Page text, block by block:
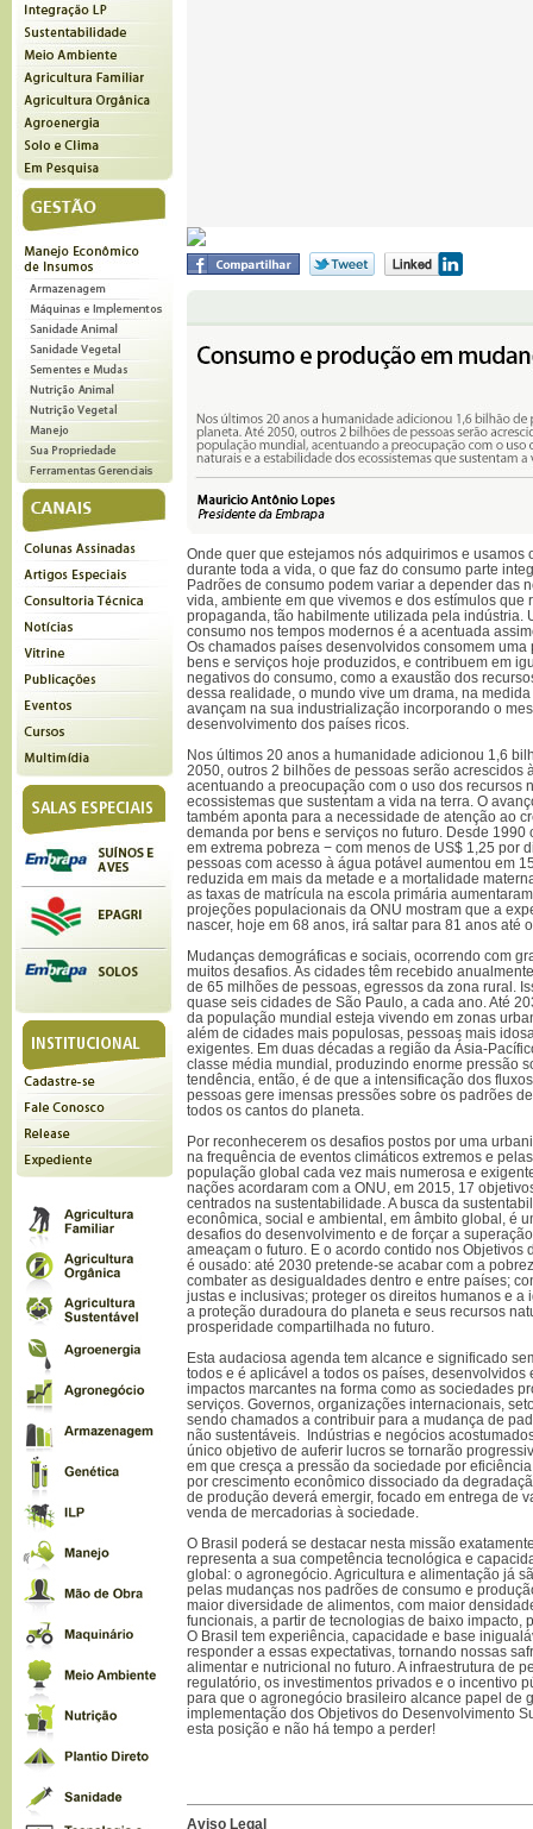
Onde quer que estejamos nós adquirimos e usamos
durante toda a vida, o que faz do consumo parte
Padrões de consumo podem variar a depender das
vida, ambiente em que vivemos e dos estímulos que
propaganda, tão habilmente utilizada pela indústria.
consumo nos tempos modernos é a acentuada
Os chamados países desenvolvidos consomem
bens e serviços hoje produzidos, e contribuem em
negativos do consumo, como a exaustão dos
dessa realidade, o mundo vive um drama, na
avançam na sua industrialização incorporando o
desenvolvimento dos países ricos.
Nos últimos 20 anos a humanidade adicionou 1,6
2050, outros 2 bilhões de pessoas serão acrescidos
acentuando a preocupação com o uso dos recursos
ecossistemas que sustentam a vida na terra. O
também aponta para a necessidade de atenção ao
demanda por bens e serviços no futuro. Desde 1990
em extrema pobreza − com menos de US$ 1,25 por
pessoas com acesso à água potável aumentou em
reduzida em mais da metade e a mortalidade
as taxas de matrícula na escola primária
projeções populacionais da ONU mostram que a
nascer, hoje em 68 anos, irá saltar para 81 anos até
Mudanças demográficas e sociais, ocorrendo com
muitos desafios. As cidades têm recebido
de 65 milhões de pessoas, egressos da zona rural.
quase seis cidades de São Paulo, a cada ano. Até
da população mundial esteja vivendo em zonas
além de cidades mais populosas, pessoas mais
exigentes. Em duas décadas a região da Ásia-
classe média mundial, produzindo enorme pressão
tendência, então, é de que a intensificação dos
pessoas gere imensas pressões sobre os padrões
todos os cantos do planeta.
Por reconhecerem os desafios postos por uma
na frequência de eventos climáticos extremos e
população global cada vez mais numerosa e
nações acordaram com a ONU, em 2015, 17
centrados na sustentabilidade. A busca da
econômica, social e ambiental, em âmbito global, é
desafios do desenvolvimento e de forçar a
ameaçam o futuro. E o acordo contido nos Objetivos
é ousado: até 2030 pretende-se acabar com a
combater as desigualdades dentro e entre países;
justas e inclusivas; proteger os direitos humanos e
a proteção duradoura do planeta e seus recursos
prosperidade compartilhada no futuro.
Esta audaciosa agenda tem alcance e significado
todos e é aplicável a todos os países, desenvolvidos
impactos marcantes na forma como as sociedades
serviços. Governos, organizações internacionais,
sendo chamados a contribuir para a mudança de
não sustentáveis. Indústrias e negócios
único objetivo de auferir lucros se tornarão
em que cresça a pressão da sociedade por
por crescimento econômico dissociado da
de produção deverá emergir, focado em entrega de
venda de mercadorias à sociedade.
O Brasil poderá se destacar nesta missão
representa a sua competência tecnológica e
global: o agronegócio. Agricultura e alimentação já
pelas mudanças nos padrões de consumo e
maior diversidade de alimentos, com maior
funcionais, a partir de tecnologias de baixo impacto,
O Brasil tem experiência, capacidade e base
responder a essas expectativas, tornando nossas
alimentar e nutricional no futuro. A infraestrutura de
regulatório, os investimentos privados e o incentivo
para que o agronegócio brasileiro alcance papel de
implementação dos Objetivos do Desenvolvimento
esta posição e não há tempo a perder!
Aviso Legal